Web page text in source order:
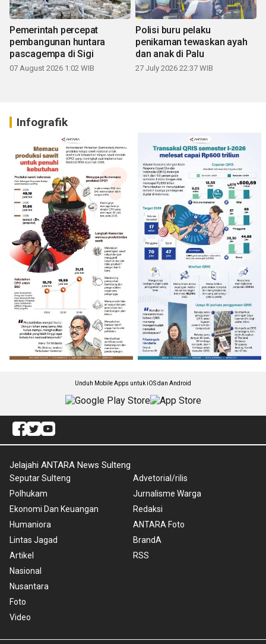
Pemerintah percepat
pembangunan huntara
pascagempa di Sigi
07 August 2026 1:02 WIB
Polisi buru pelaku
penikaman tewaskan ayah
dan anak di Palu
27 July 2026 22:37 WIB
Infografik
Unduh Mobile Apps untuk iOS dan Android
Jelajahi ANTARA News Sulteng
Seputar Sulteng
Polhukam
Ekonomi Dan Keuangan
Humaniora
Lintas Jagad
Artikel
Nasional
Nusantara
Foto
Video
Advetorial/rilis
Jurnalisme Warga
Redaksi
ANTARA Foto
BrandA
RSS